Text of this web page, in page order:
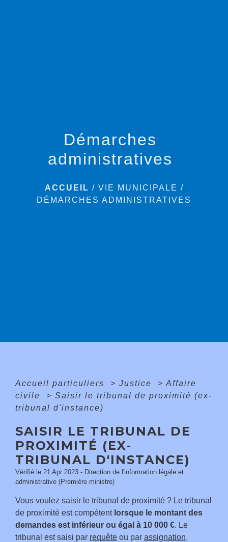
Démarches
administratives
ACCUEIL / VIE MUNICIPALE /
DÉMARCHES ADMINISTRATIVES
Accueil particuliers > Justice > Affaire
civile
> Saisir le tribunal de proximité (ex-
tribunal d'instance)
SAISIR LE TRIBUNAL DE
PROXIMITÉ (EX-
TRIBUNAL D'INSTANCE)
Vérifié le 21 Apr 2023 - Direction de l'information légale et
administrative (Première ministre)
Vous voulez saisir le tribunal de proximité ? Le tribunal
de proximité est compétent lorsque le montant des
demandes est inférieur ou égal à 10 000 €. Le
tribunal est saisi par requête ou par assignation.